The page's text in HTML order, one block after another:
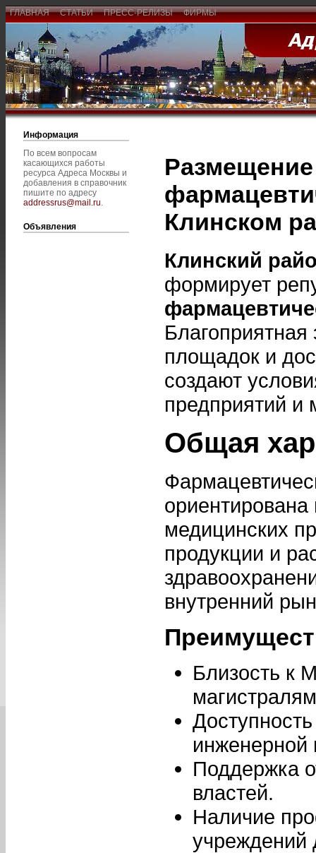
ГЛАВНАЯ СТАТЬИ ПРЕСС-РЕЛИЗЫ ФИРМЫ
Информация
По всем вопросам
касающихся работы
ресурса Адреса Москвы и
добавления в справочник
пишите по адресу
addressrus@mail.ru.
Объявления
Клинском
Клинский
формирует
площадок и
создают
предприятий
Общая
медицинских
продукции и
внутренний
Близость к
инженерной
Поддержка
властей.
Наличие
учреждений